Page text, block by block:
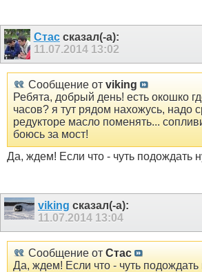
Стассказал(-а):
11.07.2014 13:02
Сообщение от viking
Ребята, добрый день! есть окошко
часов? я тут рядом нахожусь, надо
редукторе масло поменять...
боюсь за мост!
Да, ждем! Если что - чуть подождать
viking сказал(-а):
11.07.2014 13:04
Сообщение от Стас
Да, ждем! Если что - чуть подождать